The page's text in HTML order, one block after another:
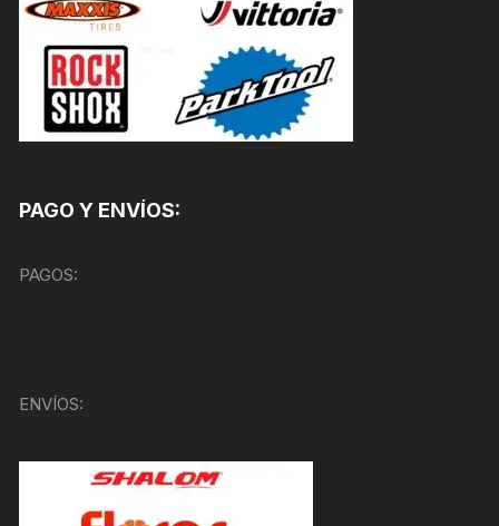
PAGO Y ENVÍOS:
PAGOS:
ENVÍOS: